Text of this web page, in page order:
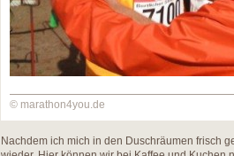
© marathon4you.de
Nachdem ich mich in den Duschräumen frisch